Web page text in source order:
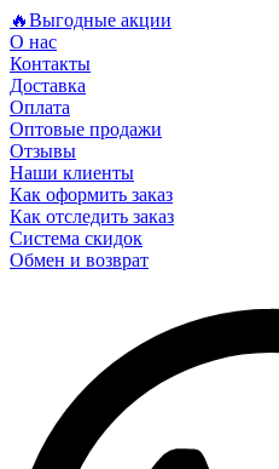
🔥Выгодные акции
О нас
Контакты
Доставка
Оплата
Оптовые продажи
Отзывы
Наши клиенты
Как оформить заказ
Как отследить заказ
Система скидок
Обмен и возврат